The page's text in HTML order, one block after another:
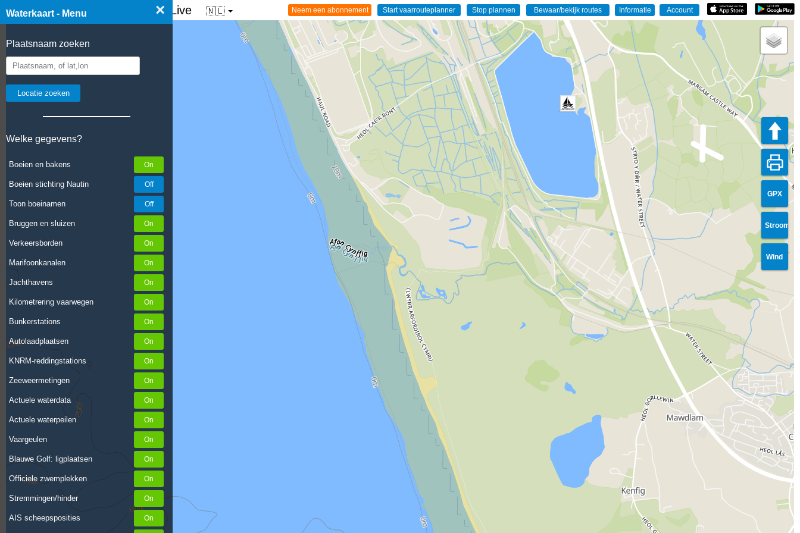
Waterkaart - Menu ×
Plaatsnaam zoeken
Welke gegevens?
Boeien en bakens
Boeien stichting Nautin
Toon boeinamen
Bruggen en sluizen
Verkeersborden
Marifoonkanalen
Jachthavens
Kilometrering vaarwegen
Bunkerstations
Autolaadplaatsen
KNRM-reddingstations
Zeeweermetingen
Actuele waterdata
Actuele waterpeilen
Vaargeulen
Blauwe Golf: ligplaatsen
Officiele zwemplekken
Stremmingen/hinder
AIS scheepsposities
☰ Waterkaart van Nederland - Live 🇳🇱
GPX
Stroom
Wind